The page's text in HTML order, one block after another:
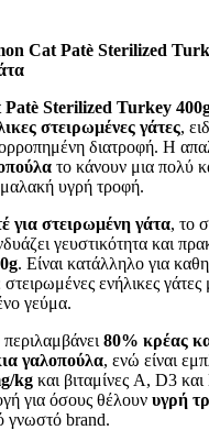
Cat Patè Sterilized
Patè Sterilized Turkey
στειρωμένες γάτες,
διατροφή. Η
το κάνουν μια πολύ
υγρή τροφή.
για στειρωμένη γάτα, το
γευστικότητα και
. Είναι κατάλληλο για
ενήλικες
γεύμα.
80% κρέας
γαλοπούλα, ενώ είναι
kg και βιταμίνες A, D3
για όσους θέλουν υγρή
γνωστό brand.